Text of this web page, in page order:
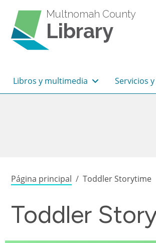
Multnomah County
Library
Navegación
Libros y multimedia Servicios
Sobrescribir
Página principal Toddler Storytime
Toddler